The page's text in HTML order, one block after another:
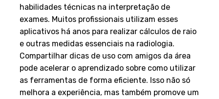
habilidades técnicas na interpretação de
exames. Muitos profissionais utilizam esses
aplicativos há anos para realizar cálculos de raio
e outras medidas essenciais na radiologia.
Compartilhar dicas de uso com amigos da área
pode acelerar o aprendizado sobre como utilizar
as ferramentas de forma eficiente. Isso não só
melhora a experiência, mas também promove um